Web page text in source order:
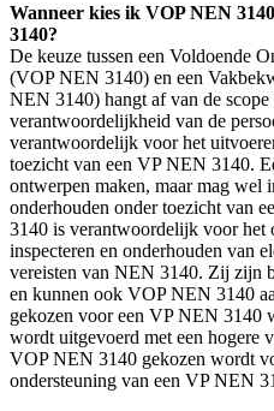
Wanneer kies ik VOP NEN
3140?
De keuze tussen een Voldoende
(VOP NEN 3140) en een
NEN 3140) hangt af van de
verantwoordelijkheid van de
verantwoordelijk voor het
toezicht van een VP NEN 3140.
ontwerpen maken, maar mag wel
onderhouden onder toezicht van
3140 is verantwoordelijk voor het
inspecteren en onderhouden van
vereisten van NEN 3140. Zij zijn
en kunnen ook VOP NEN 3140
gekozen voor een VP NEN 3140
wordt uitgevoerd met een hogere
VOP NEN 3140 gekozen wordt
ondersteuning van een VP NEN